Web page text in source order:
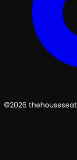
©2026 thehouseseat